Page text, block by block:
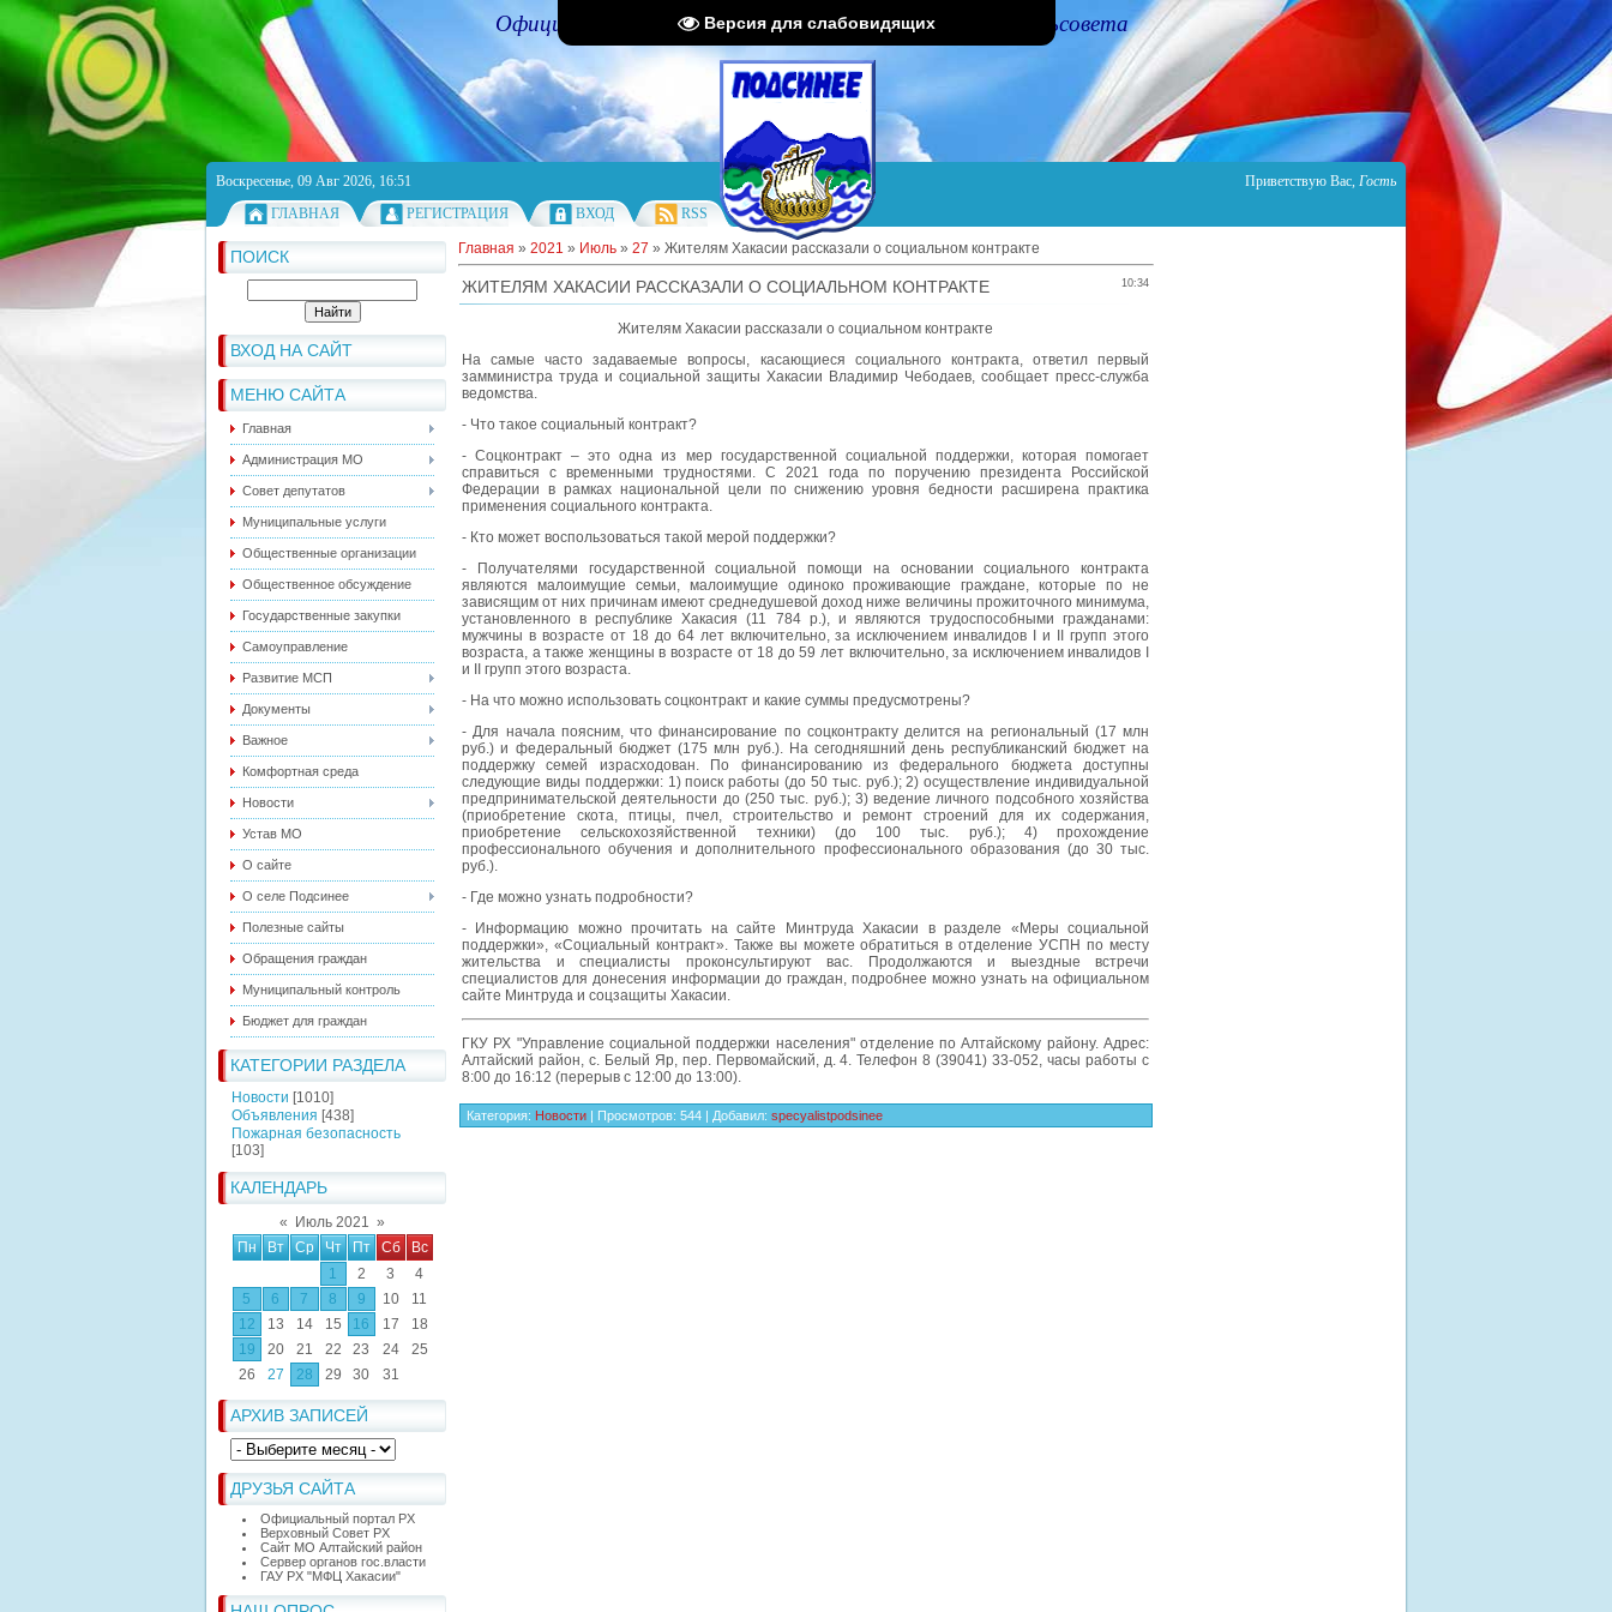
Версия для слабовидящих
Официальный портал Администрации Подсинского сельсовета
Воскресенье, 09 Авг 2026, 16:51 Приветствую Вас, Гость
ГЛАВНАЯ
РЕГИСТРАЦИЯ ВХОД RSS
ПОИСК
ВХОД НА САЙТ
МЕНЮ САЙТА
Главная
Администрация МО
Совет депутатов
Муниципальные услуги
Общественные организации
Общественное обсуждение
Государственные закупки
Самоуправление
Развитие МСП
Документы
Важное
Комфортная среда
Новости
Устав МО
О сайте
О селе Подсинее
Полезные сайты
Обращения граждан
Муниципальный контроль
Бюджет для граждан
КАТЕГОРИИ РАЗДЕЛА
Новости [1010]
Объявления [438]
Пожарная безопасность
[103]
КАЛЕНДАРЬ
« Июль 2021 »
Пн
Вт Ср Чт Пт Сб
Вс
1
2 3
4
5
6 7 8 9 10
11
12
13 14 15 16 17
18
19
20 21 22 23 24
25
26
27 28 29 30 31
АРХИВ ЗАПИСЕЙ
ДРУЗЬЯ САЙТА
Официальный портал РХ
Верховный Совет РХ
Сайт МО Алтайский район
Сервер органов гос.власти
ГАУ РХ "МФЦ Хакасии"
Главная » 2021 » Июль » 27 » Жителям Хакасии рассказали о социальном контракте
10:34
ЖИТЕЛЯМ ХАКАСИИ РАССКАЗАЛИ О СОЦИАЛЬНОМ КОНТРАКТЕ
Жителям Хакасии рассказали о социальном контракте
На самые часто задаваемые вопросы, касающиеся социального контракта, ответил первый
замминистра труда и социальной защиты Хакасии Владимир Чебодаев, сообщает пресс-служба
ведомства.
- Что такое социальный контракт?
- Соцконтракт – это одна из мер государственной социальной поддержки, которая помогает
справиться с временными трудностями. С 2021 года по поручению президента Российской
Федерации в рамках национальной цели по снижению уровня бедности расширена практика
применения социального контракта.
- Кто может воспользоваться такой мерой поддержки?
- Получателями государственной социальной помощи на основании социального контракта
являются малоимущие семьи, малоимущие одиноко проживающие граждане, которые по не
зависящим от них причинам имеют среднедушевой доход ниже величины прожиточного минимума,
установленного в республике Хакасия (11 784 р.), и являются трудоспособными гражданами:
мужчины в возрасте от 18 до 64 лет включительно, за исключением инвалидов I и II групп этого
возраста, а также женщины в возрасте от 18 до 59 лет включительно, за исключением инвалидов I
и II групп этого возраста.
- На что можно использовать соцконтракт и какие суммы предусмотрены?
- Для начала поясним, что финансирование по соцконтракту делится на региональный (17 млн
руб.) и федеральный бюджет (175 млн руб.). На сегодняшний день республиканский бюджет на
поддержку семей израсходован. По финансированию из федерального бюджета доступны
следующие виды поддержки: 1) поиск работы (до 50 тыс. руб.); 2) осуществление индивидуальной
предпринимательской деятельности до (250 тыс. руб.); 3) ведение личного подсобного хозяйства
(приобретение скота, птицы, пчел, строительство и ремонт строений для их содержания,
приобретение сельскохозяйственной техники) (до 100 тыс. руб.); 4) прохождение
профессионального обучения и дополнительного профессионального образования (до 30 тыс.
руб.).
- Где можно узнать подробности?
- Информацию можно прочитать на сайте Минтруда Хакасии в разделе «Меры социальной
поддержки», «Социальный контракт». Также вы можете обратиться в отделение УСПН по месту
жительства и специалисты проконсультируют вас. Продолжаются и выездные встречи
специалистов для донесения информации до граждан, подробнее можно узнать на официальном
сайте Минтруда и соцзащиты Хакасии.
ГКУ РХ "Управление социальной поддержки населения" отделение по Алтайскому району. Адрес:
Алтайский район, с. Белый Яр, пер. Первомайский, д. 4. Телефон 8 (39041) 33-052, часы работы с
8:00 до 16:12 (перерыв с 12:00 до 13:00).
Категория: Новости | Просмотров: 544 | Добавил: specyalistpodsinee